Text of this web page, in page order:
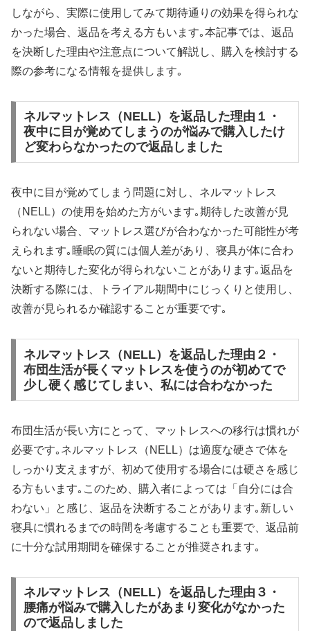
しながら、実際に使用してみて期待通りの効果を得られな
かった場合、返品を考える方もいます｡本記事では、返品
を決断した理由や注意点について解説し、購入を検討する
際の参考になる情報を提供します｡
ネルマットレス（NELL）を返品した理由１・
夜中に目が覚めてしまうのが悩みで購入したけ
ど変わらなかったので返品しました
夜中に目が覚めてしまう問題に対し、ネルマットレス
（NELL）の使用を始めた方がいます｡期待した改善が見
られない場合、マットレス選びが合わなかった可能性が考
えられます｡睡眠の質には個人差があり、寝具が体に合わ
ないと期待した変化が得られないことがあります｡返品を
決断する際には、トライアル期間中にじっくりと使用し、
改善が見られるか確認することが重要です｡
ネルマットレス（NELL）を返品した理由２・
布団生活が長くマットレスを使うのが初めてで
少し硬く感じてしまい、私には合わなかった
布団生活が長い方にとって、マットレスへの移行は慣れが
必要です｡ネルマットレス（NELL）は適度な硬さで体を
しっかり支えますが、初めて使用する場合には硬さを感じ
る方もいます｡このため、購入者によっては「自分には合
わない」と感じ、返品を決断することがあります｡新しい
寝具に慣れるまでの時間を考慮することも重要で、返品前
に十分な試用期間を確保することが推奨されます｡
ネルマットレス（NELL）を返品した理由３・
腰痛が悩みで購入したがあまり変化がなかった
ので返品しました